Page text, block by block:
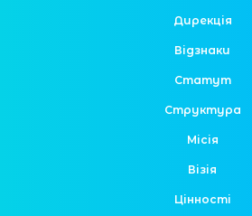
Дирекція
Відзнаки
Статут
Структура
Місія
Візія
Цінності